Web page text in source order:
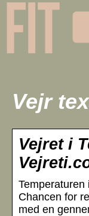
Vejr
Vejret i
Temperaturen
Chancen for
med en